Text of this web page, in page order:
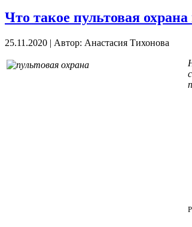
Что такое пультовая
25.11.2020 | Автор: Анастасия Тихонова